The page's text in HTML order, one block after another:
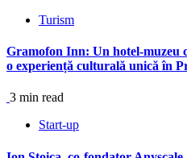
Turism
Gramofon Inn: Un hotel-muzeu
o experiență culturală unică în
3 min read
Start-up